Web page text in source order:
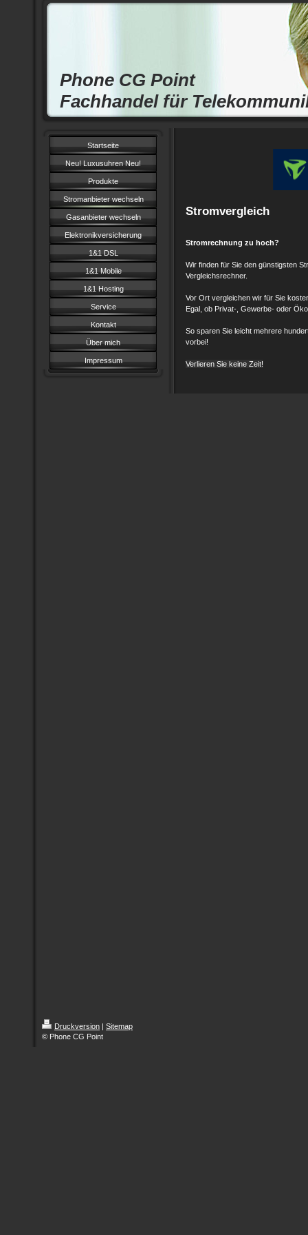
Phone CG Point
Fachhandel für
Startseite
Neu! Luxusuhren Neu!
Produkte
Stromanbieter wechseln
Gasanbieter wechseln
Elektronikversicherung
1&1 DSL
1&1 Mobile
1&1 Hosting
Service
Kontakt
Über mich
Impressum
Stromvergleich
Stromrechnung zu hoch?
Wir finden für Sie den günstigsten
Vergleichsrechner.
Vor Ort vergleichen wir für Sie
Egal, ob Privat-, Gewerbe- oder
So sparen Sie leicht mehrere
vorbei!
Verlieren Sie keine Zeit!
Druckversion | Sitemap
© Phone CG Point